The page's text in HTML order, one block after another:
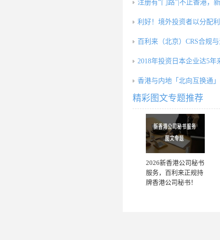
注册有“门路”|不止香港，
利好！境外投资者以分配
百利来（北京）CRS合规
2018年投资日本企业达5年
香港与内地「北向互换通
精彩图文专题推荐
2026新香港公司秘书
服务，百利来正规持
牌香港公司秘书！